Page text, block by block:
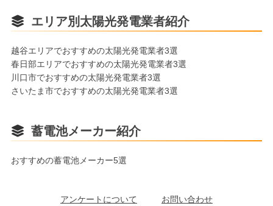
エリア別太陽光発電業者紹介
越谷エリアでおすすめの太陽光発電業者3選
春日部エリアでおすすめの太陽光発電業者3選
川口市でおすすめの太陽光発電業者3選
さいたま市でおすすめの太陽光発電業者3選
蓄電池メーカー紹介
おすすめの蓄電池メーカー5選
アンケートについて お問い合わせ